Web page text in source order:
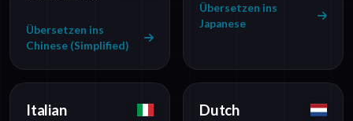
Übersetzen ins
Chinese (Simplified)
Übersetzen ins
Japanese
Italian Dutch